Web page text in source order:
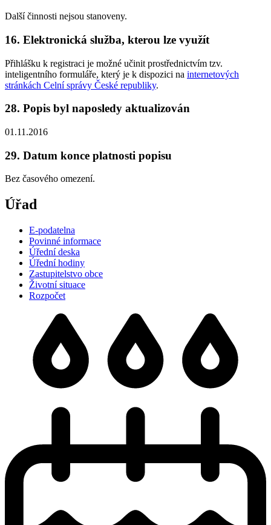
Další činnosti nejsou stanoveny.
16. Elektronická služba, kterou lze využít
Přihlášku k registraci je možné učinit prostřednictvím tzv.
inteligentního formuláře, který je k dispozici na internetových
stránkách Celní správy České republiky.
28. Popis byl naposledy aktualizován
01.11.2016
29. Datum konce platnosti popisu
Bez časového omezení.
Úřad
E-podatelna
Povinné informace
Úřední deska
Úřední hodiny
Zastupitelstvo obce
Životní situace
Rozpočet